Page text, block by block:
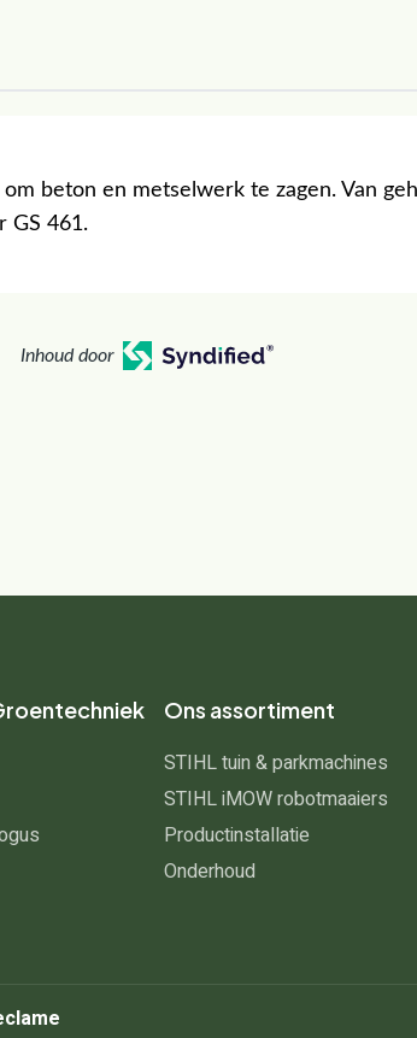
beton en metselwerk te zagen. Van
GS 461.
Inhoud door
Ons assortiment
STIHL tuin & parkmachines
STIHL iMOW robotmaaiers
Productinstallatie
Onderhoud